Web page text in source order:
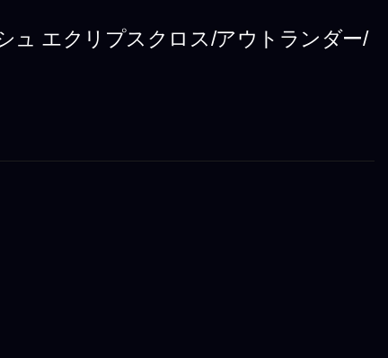
ュ エクリプスクロス/アウトランダー/